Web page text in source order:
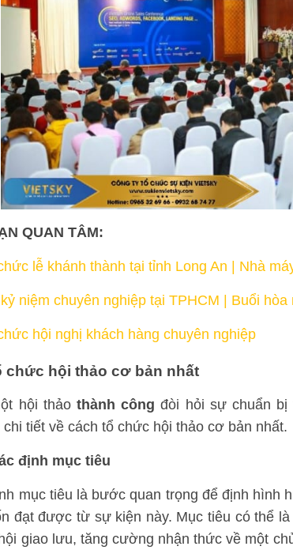
QUAN TÂM:
lễ khánh thành tại tỉnh Long An | Nhà
niệm chuyên nghiệp tại TPHCM | Buổi
hội nghị khách hàng chuyên nghiệp
chức hội thảo cơ bản nhất
hội thảo thành công đòi hỏi sự chuẩn
tiết về cách tổ chức hội thảo cơ bản nhất.
định mục tiêu
mục tiêu là bước quan trọng để định hình
đạt được từ sự kiện này. Mục tiêu có thể
giao lưu, tăng cường nhận thức về một